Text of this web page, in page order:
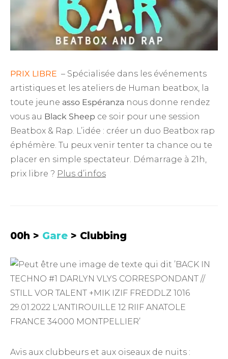
PRIX LIBRE – Spécialisée dans les événements
artistiques et les ateliers de Human beatbox, la
toute jeune asso Espéranza nous donne rendez
vous au Black Sheep ce soir pour une session
Beatbox & Rap. L’idée : créer un duo Beatbox rap
éphémère. Tu peux venir tenter ta chance ou te
placer en simple spectateur. Démarrage à 21h,
prix libre ? Plus d’infos
00h > Gare > Clubbing
Avis aux clubbeurs et aux oiseaux de nuits :